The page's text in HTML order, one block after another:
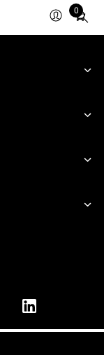
0
Total
items
cart: